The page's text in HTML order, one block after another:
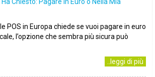
POS in Europa chiede se vuoi pagare in euro
l’opzione che sembra più sicura può
..leggi di più